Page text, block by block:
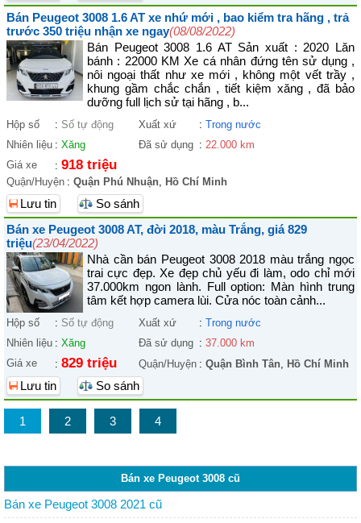
Bán Peugeot 3008 1.6 AT xe nhứ mới , bao kiểm tra hãng , trả
trước 350 triệu nhận xe ngay(08/08/2022)
Bán Peugeot 3008 1.6 AT Sản xuất : 2020 Lăn
bánh : 22000 KM Xe cá nhân đứng tên sử dụng ,
nôi ngoại thất như xe mới , không một vết trầy ,
khung gầm chắc chắn , tiết kiệm xăng , đã bảo
dưỡng full lịch sử tại hãng , b...
Hộp số : Số tự động Xuất xứ : Trong nước
Nhiên liệu : Xăng Đã sử dụng : 22.000 km
Giá xe
: 918 triệu
Quận/Huyện : Quận Phú Nhuận, Hồ Chí Minh
Lưu tin
So sánh
Bán xe Peugeot 3008 AT, đời 2018, màu Trắng, giá 829
triệu(23/04/2022)
Nhà cần bán Peugeot 3008 2018 màu trắng ngọc
trai cực đẹp. Xe đẹp chủ yếu đi làm, odo chỉ mới
37.000km ngon lành. Full option: Màn hình trung
tâm kết hợp camera lùi. Cửa nóc toàn cảnh...
Hộp số : Số tự động Xuất xứ : Trong nước
Nhiên liệu : Xăng Đã sử dụng : 37.000 km
Giá xe
: 829 triệu Quận/Huyện : Quận Bình Tân, Hồ Chí Minh
Lưu tin So sánh
1 2 3 4
Bán xe Peugeot 3008 cũ
Bán xe Peugeot 3008 2021 cũ